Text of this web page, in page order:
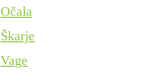
Očala
Škarje
Vage